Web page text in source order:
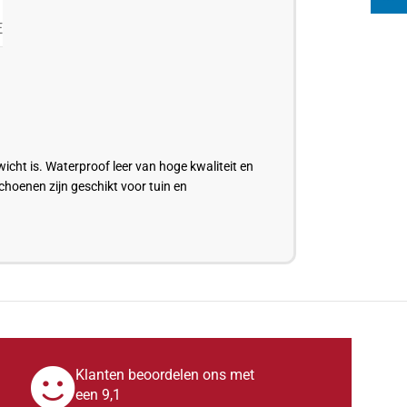
is. Waterproof leer van hoge kwaliteit en
zijn geschikt voor tuin en
Klanten beoordelen ons met
een 9,1